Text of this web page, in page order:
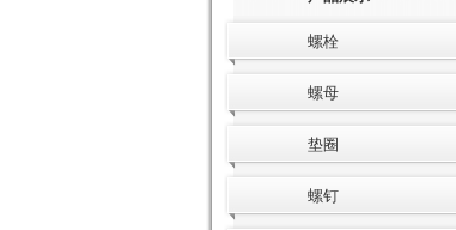
螺栓
螺母
垫圈
螺钉